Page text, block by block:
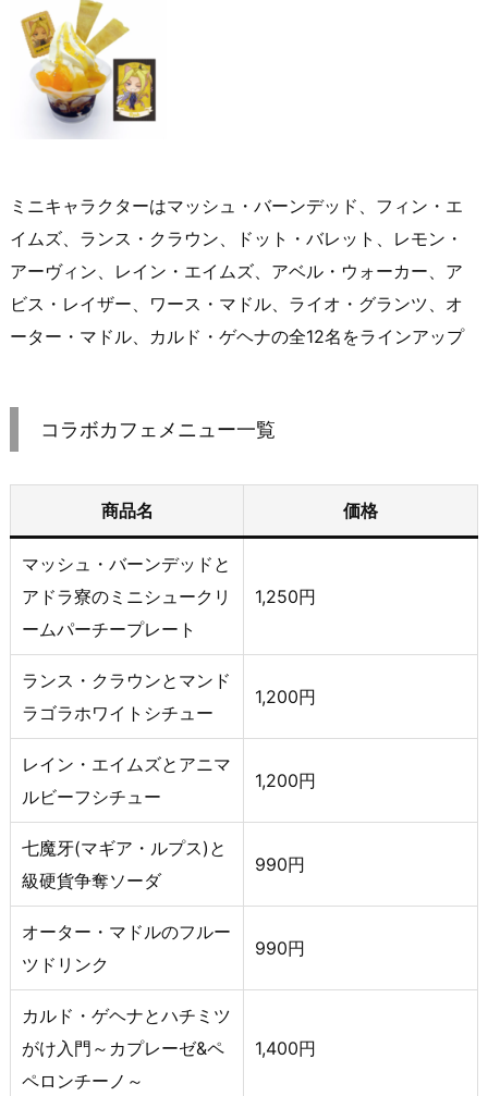
ミニキャラクターはマッシュ・バーンデッド、フィン・エ
イムズ、ランス・クラウン、ドット・バレット、レモン・
アーヴィン、レイン・エイムズ、アベル・ウォーカー、ア
ビス・レイザー、ワース・マドル、ライオ・グランツ、オ
ーター・マドル、カルド・ゲヘナの全12名をラインアップ
コラボカフェメニュー一覧
商品名 価格
マッシュ・バーンデッドと
アドラ寮のミニシュークリ
ームパーチープレート
1,250円
ランス・クラウンとマンド
ラゴラホワイトシチュー
1,200円
レイン・エイムズとアニマ
ルビーフシチュー
1,200円
七魔牙(マギア・ルプス)と
級硬貨争奪ソーダ
990円
オーター・マドルのフルー
ツドリンク
990円
カルド・ゲヘナとハチミツ
がけ入門～カプレーゼ&ペ
ペロンチーノ～
1,400円